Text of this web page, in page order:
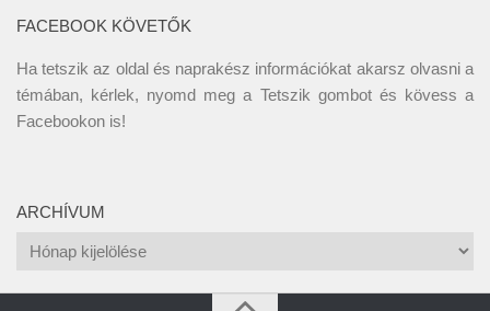
FACEBOOK KÖVETŐK
Ha tetszik az oldal és naprakész információkat akarsz olvasni a
témában, kérlek, nyomd meg a Tetszik gombot és kövess a
Facebookon is!
ARCHÍVUM
Archívum